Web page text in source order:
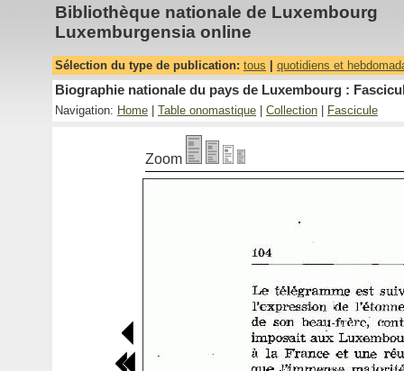
Bibliothèque nationale de Luxembourg
Luxemburgensia online
Sélection du type de publication: tous quotidiens et
Biographie nationale du pays de Luxembourg :
Navigation: Home Table onomastique Collection Fascicule
Zoom